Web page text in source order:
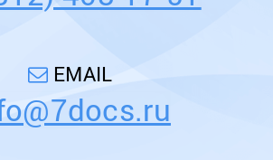
EMAIL